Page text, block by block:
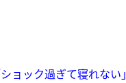
ョック過ぎて寝れない」